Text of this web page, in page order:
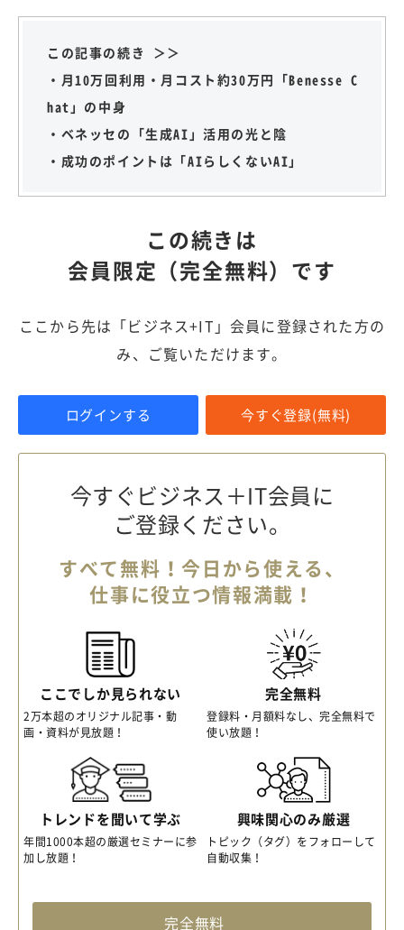
この記事の続き ＞＞
・月10万回利用・月コスト約30万円「Benesse C
hat」の中身
・ベネッセの「生成AI」活用の光と陰
・成功のポイントは「AIらしくないAI」
この続きは
会員限定（完全無料）です
ここから先は「ビジネス+IT」会員に登録された方の
み、ご覧いただけます。
ログインする 今すぐ登録(無料)
今すぐビジネス＋IT会員に
ご登録ください。
すべて無料！今日から使える、
仕事に役立つ情報満載！
ここでしか見られない
2万本超のオリジナル記事・動
画・資料が見放題！
完全無料
登録料・月額料なし、完全無料で
使い放題！
トレンドを聞いて学ぶ
年間1000本超の厳選セミナーに参
加し放題！
興味関心のみ厳選
トピック（タグ）をフォローして
自動収集！
完全無料